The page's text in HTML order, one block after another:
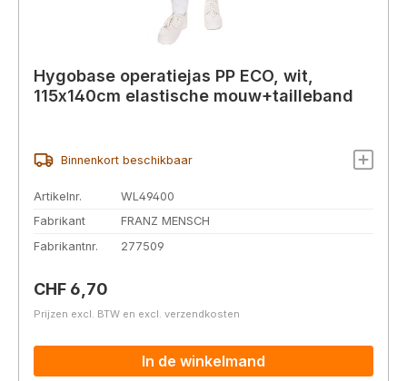
Hygobase operatiejas PP ECO, wit,
115x140cm elastische mouw+tailleband
Binnenkort beschikbaar
Artikelnr.
WL49400
Fabrikant
FRANZ MENSCH
Fabrikantnr.
277509
Normale prijs:
CHF 6,70
Prijzen excl. BTW en excl. verzendkosten
In de winkelmand